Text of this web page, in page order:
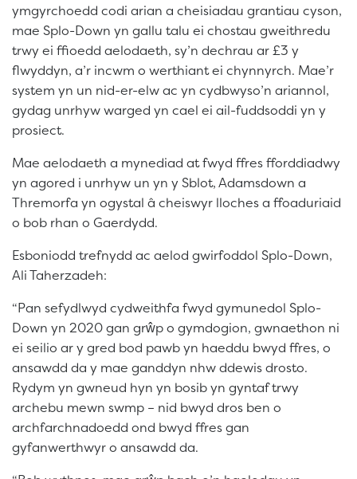
ymgyrchoedd codi arian a cheisiadau grantiau cyson,
mae Splo-Down yn gallu talu ei chostau gweithredu
trwy ei ffioedd aelodaeth, sy’n dechrau ar £3 y
flwyddyn, a’r incwm o werthiant ei chynnyrch. Mae’r
system yn un nid-er-elw ac yn cydbwyso’n ariannol,
gydag unrhyw warged yn cael ei ail-fuddsoddi yn y
prosiect.
Mae aelodaeth a mynediad at fwyd ffres fforddiadwy
yn agored i unrhyw un yn y Sblot, Adamsdown a
Thremorfa yn ogystal â cheiswyr lloches a ffoaduriaid
o bob rhan o Gaerdydd.
Esboniodd trefnydd ac aelod gwirfoddol Splo-Down,
Ali Taherzadeh:
“Pan sefydlwyd cydweithfa fwyd gymunedol Splo-
Down yn 2020 gan grŵp o gymdogion, gwnaethon ni
ei seilio ar y gred bod pawb yn haeddu bwyd ffres, o
ansawdd da y mae ganddyn nhw ddewis drosto.
Rydym yn gwneud hyn yn bosib yn gyntaf trwy
archebu mewn swmp – nid bwyd dros ben o
archfarchnadoedd ond bwyd ffres gan
gyfanwerthwyr o ansawdd da.